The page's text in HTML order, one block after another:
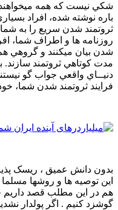
شکي نيست که همه ميخواهند
باره نوشته شده، افراد
ثروتمند شدن سريع را به شما
روزنامه ها و اطراف شما،
شدن بيان ميکنند و گروهي
مدت کوتاهي ثروتمند سازند.
دنيــاي واقعي جواب گو
فرايند ثروتمند شدن شما،
بدون دانش عميق ، ريسک
اين توصيه ها و روشها
هم در اين مطلب قصد داريم
گوشزد کنيم . اگر پولدار